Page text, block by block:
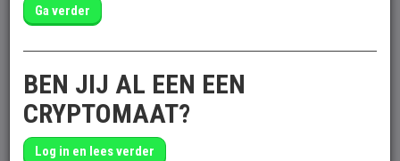
YIELD OP CRYPTO-LENINGEN
ZAKT TOT ONDER DE MEEST
VEILIGE AMERIKAANSE
STAATOBLIGATIES
Ga verder
BEN JIJ AL EEN EEN
CRYPTOMAAT?
Log in en lees verder